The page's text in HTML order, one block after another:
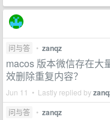
问与答 • zanqz
macos 版本微信存在大
效删除重复内容？
Jun 11 • Lastly replied by
问与答 • zanqz